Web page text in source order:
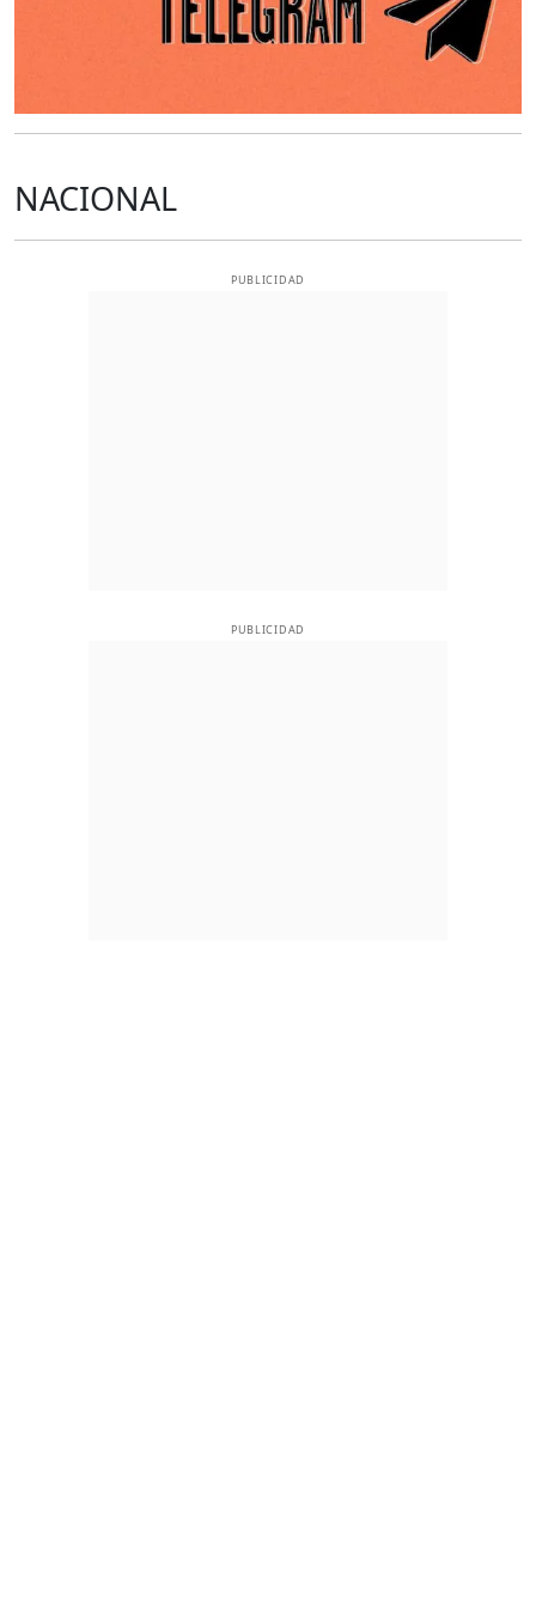
NACIONAL
PUBLICIDAD
PUBLICIDAD